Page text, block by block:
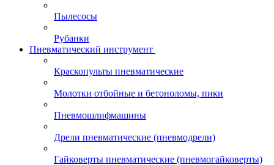
Пылесосы
Рубанки
Пневматический инструмент
Краскопульты пневматические
Молотки отбойные и бетоноломы, пики
Пневмошлифмашины
Дрели пневматические (пневмодрели)
Гайковерты пневматические (пневмогайковерты)